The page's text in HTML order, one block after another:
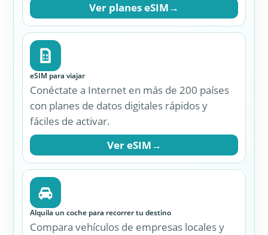
Ver planes eSIM→
eSIM para viajar
Conéctate a Internet en más de 200 países
con planes de datos digitales rápidos y
fáciles de activar.
Ver eSIM→
Alquila un coche para recorrer tu destino
Compara vehículos de empresas locales y